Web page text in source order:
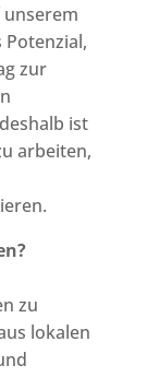
Potenzial,
zur
ist
arbeiten,
zu
lokalen